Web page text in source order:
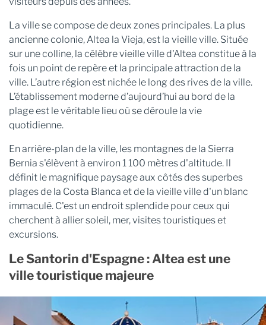
La ville se compose de deux zones principales. La plus
ancienne colonie, Altea la Vieja, est la vieille ville. Située
sur une colline, la célèbre vieille ville d'Altea constitue à la
fois un point de repère et la principale attraction de la
ville. L’autre région est nichée le long des rives de la ville.
L’établissement moderne d’aujourd’hui au bord de la
plage est le véritable lieu où se déroule la vie
quotidienne.
En arrière-plan de la ville, les montagnes de la Sierra
Bernia s'élèvent à environ 1 100 mètres d'altitude. Il
définit le magnifique paysage aux côtés des superbes
plages de la Costa Blanca et de la vieille ville d'un blanc
immaculé. C'est un endroit splendide pour ceux qui
cherchent à allier soleil, mer, visites touristiques et
excursions.
Le Santorin d'Espagne : Altea est une
ville touristique majeure